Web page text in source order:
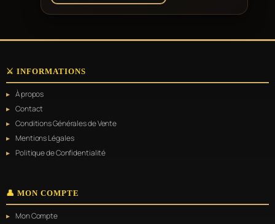
à
119,00 €
a
Les
options
peuvent
être
sur
la
page
⚔️ INFORMATIONS
À propos
Contact
Conditions Générales de Vente
Mentions Légales
Politique de Confidentialité
👤 MON COMPTE
Mon Compte